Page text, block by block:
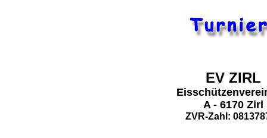
EV ZIRL
A - 6170 Zirl
ZVR-Zahl: